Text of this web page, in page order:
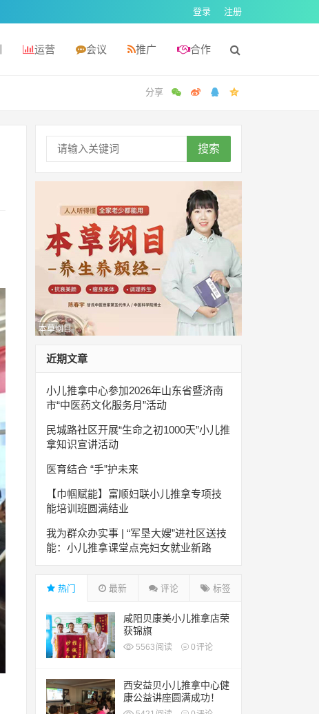
登录 注册
运营 会议 推广 合作
搜索
本草纲目
近期文章
小儿推拿中心参加2026年山东省暨济南
市“中医药文化服务月”活动
民城路社区开展“生命之初1000天”小儿推
拿知识宣讲活动
医育结合 “手”护未来
【巾帼赋能】富顺妇联小儿推拿专项技
能培训班圆满结业
我为群众办实事 | “军垦大嫂”进社区送技
能：小儿推拿课堂点亮妇女就业新路
热门 最新 评论 标签
咸阳贝康美小儿推拿店荣
获锦旗
5563 阅读 0评论
西安益贝小儿推拿中心健
康公益讲座圆满成功！